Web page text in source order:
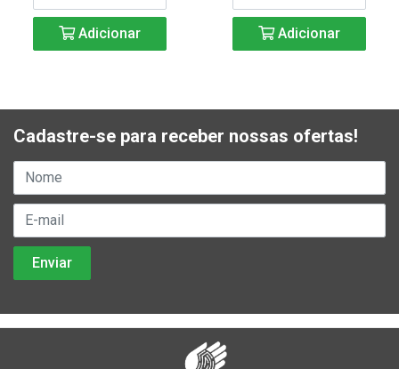
Adicionar Adicionar
Cadastre-se para receber nossas ofertas!